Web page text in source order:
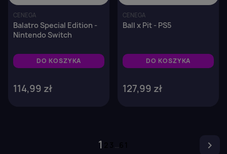
CENEGA
Balatro Special Edition -
Nintendo Switch
DO KOSZYKA
114,99 zł
CENEGA
Ball x Pit - PS5
DO KOSZYKA
127,99 zł
1 … 